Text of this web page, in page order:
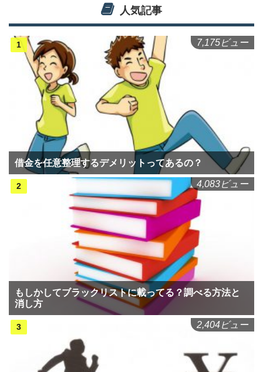
人気記事
借金を任意整理するデメリットってあるの？
7,175ビュー
もしかしてブラックリストに載ってる？調べる方法と
消し方
4,083ビュー
2,404ビュー